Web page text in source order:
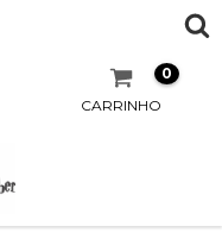
CARRINHO
0